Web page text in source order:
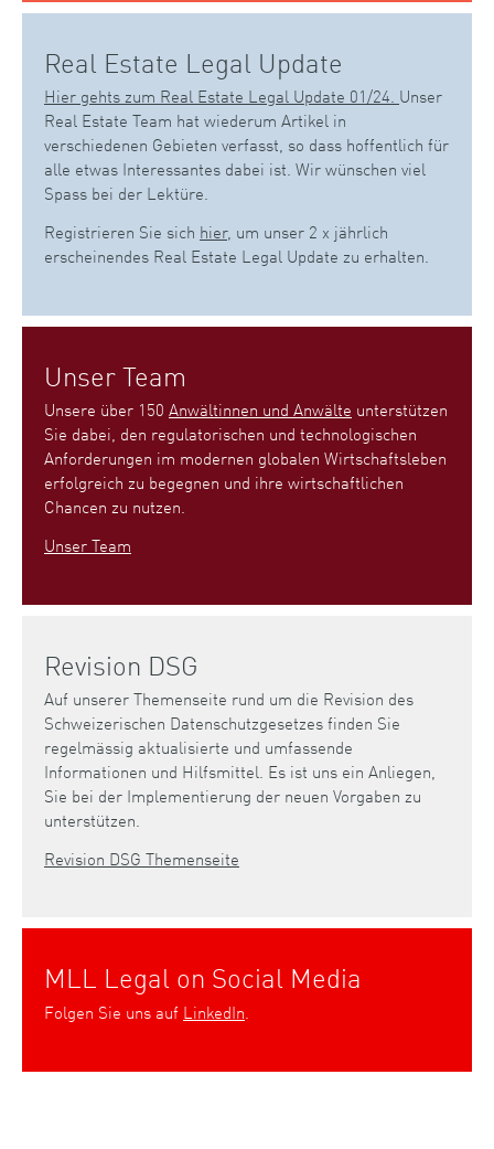
Real Estate Legal Update
Hier gehts zum Real Estate Legal Update 01/24. Unser
Real Estate Team hat wiederum Artikel in
verschiedenen Gebieten verfasst, so dass hoffentlich für
alle etwas Interessantes dabei ist. Wir wünschen viel
Spass bei der Lektüre.
Registrieren Sie sich hier, um unser 2 x jährlich
erscheinendes Real Estate Legal Update zu erhalten.
Unser Team
Unsere über 150 Anwältinnen und Anwälte unterstützen
Sie dabei, den regulatorischen und technologischen
Anforderungen im modernen globalen Wirtschaftsleben
erfolgreich zu begegnen und ihre wirtschaftlichen
Chancen zu nutzen.
Unser Team
Revision DSG
Auf unserer Themenseite rund um die Revision des
Schweizerischen Datenschutzgesetzes finden Sie
regelmässig aktualisierte und umfassende
Informationen und Hilfsmittel. Es ist uns ein Anliegen,
Sie bei der Implementierung der neuen Vorgaben zu
unterstützen.
Revision DSG Themenseite
MLL Legal on Social Media
Folgen Sie uns auf LinkedIn.